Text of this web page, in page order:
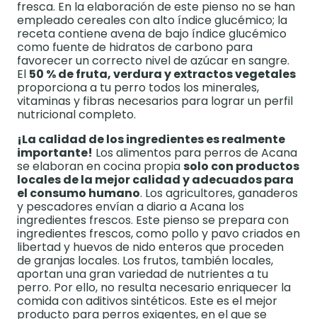
fresca. En la elaboración de este pienso no se han
empleado cereales con alto índice glucémico; la
receta contiene avena de bajo índice glucémico
como fuente de hidratos de carbono para
favorecer un correcto nivel de azúcar en sangre.
El 50 % de fruta, verdura y extractos vegetales
proporciona a tu perro todos los minerales,
vitaminas y fibras necesarios para lograr un perfil
nutricional completo.
¡La calidad de los ingredientes es realmente
importante! Los alimentos para perros de Acana
se elaboran en cocina propiasolo con productos
locales de la mejor calidad y adecuados para
el consumo humano. Los agricultores, ganaderos
y pescadores envían a diario a Acana los
ingredientes frescos. Este pienso se prepara con
ingredientes frescos, como pollo y pavo criados en
libertad y huevos de nido enteros que proceden
de granjas locales. Los frutos, también locales,
aportan una gran variedad de nutrientes a tu
perro. Por ello, no resulta necesario enriquecer la
comida con aditivos sintéticos. Este es el mejor
producto para perros exigentes, en el que se